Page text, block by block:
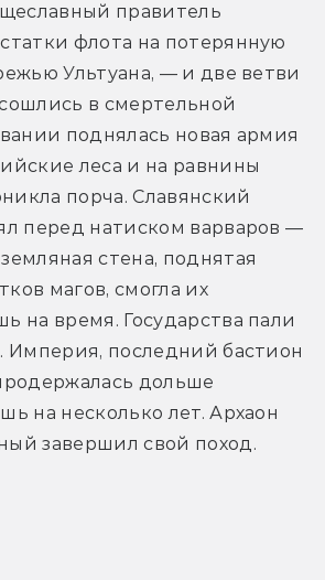
правитель
флота на потерянную
Ультуана, — и две ветви
в смертельной
поднялась новая армия
леса и на равнины
порча. Славянский
перед натиском варваров —
стена, поднятая
магов, смогла их
на время. Государства пали
Империя, последний бастион
дольше
на несколько лет. Архаон
завершил свой поход.